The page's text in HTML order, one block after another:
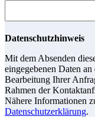
Datenschutzhinweis
Mit dem Absenden
eingegebenen Daten
Bearbeitung Ihrer
Rahmen der
Nähere Informationen
Datenschutzerklärung.